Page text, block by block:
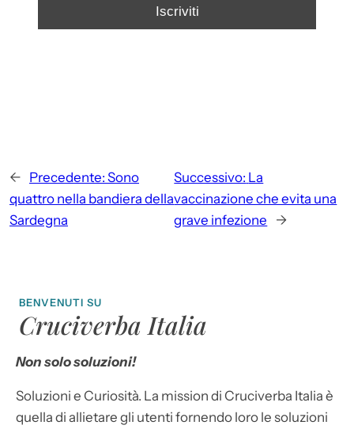
← Precedente: Sono
quattro nella bandiera della
Sardegna
Successivo: La
vaccinazione che evita una
grave infezione
→
BENVENUTI SU
Cruciverba Italia
Non solo soluzioni!
Soluzioni e Curiosità. La mission di Cruciverba Italia è
quella di allietare gli utenti fornendo loro le soluzioni